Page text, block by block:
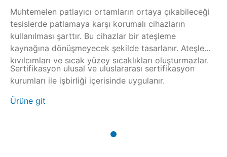
Muhtemelen patlayıcı ortamların ortaya çıkabileceği
tesislerde patlamaya karşı korumalı cihazların
kullanılması şarttır. Bu cihazlar bir ateşleme
kaynağına dönüşmeyecek şekilde tasarlanır. Ateşleme
kıvılcımları ve sıcak yüzey sıcaklıkları oluşturmazlar.
Sertifikasyon ulusal ve uluslararası sertifikasyon
kurumları ile işbirliği içerisinde uygulanır.
Ürüne git